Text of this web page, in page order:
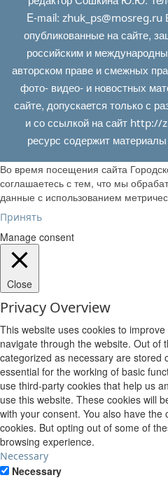
E‑mail: zhuk_ps@mosreg.ru
опубликованные на сайте,
российским и
авторском праве и смежных
фото- видео- и новостных
сайте, допускается только с
и со ссылкой на сайт http://
ресурс содержит
Во время посещения сайта
соглашаетесь с тем, что мы
данные с использованием
Принять
Manage consent
Close
Privacy Overview
This website uses cookies to
navigate through the website. Out of
categorized as necessary are stored
essential for the working of basic
use third-party cookies that help us
use this website. These cookies will
with your consent. You also have
cookies. But opting out of some of
browsing experience.
Necessary
Necessary